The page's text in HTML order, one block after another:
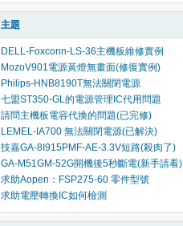
主題
DELL-Foxconn-LS-36主機板維修實例
MozoV901電源黃燈無畫面(修復實例)
Philips-HNB8190T無法關閉電源
七盟ST350-GL的電源管理IC代用問題
請問主機板電容代換的問題(已完修)
LEMEL-IA700 無法關閉電源(已解決)
技嘉GA-8I915PMF-AE-3.3V短路(殺肉了)
GA-M51GM-52G開機後5秒斷電(新手請看)
求助Aopen：FSP275-60 零件型號
求助電壓轉換IC如何檢測